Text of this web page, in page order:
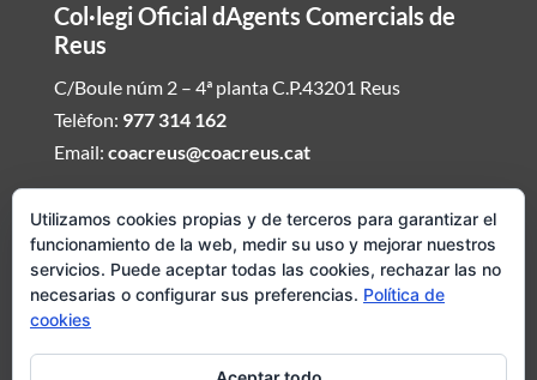
Col·legi Oficial dAgents Comercials de
Reus
C/Boule núm 2 – 4ª planta C.P.43201 Reus
Telèfon: 977 314 162
Email: coacreus@coacreus.cat
Horari del Col·legi dAgents Comercials
De dilluns a divendres de 16:00h a 19:30h
Si desitjeu ser atesos fora daquest envieu mail demanat hora i
Utilizamos cookies propias y de terceros para garantizar el
funcionamiento de la web, medir su uso y mejorar nuestros
servicios. Puede aceptar todas las cookies, rechazar las no
necesarias o configurar sus preferencias. Política de
cookies